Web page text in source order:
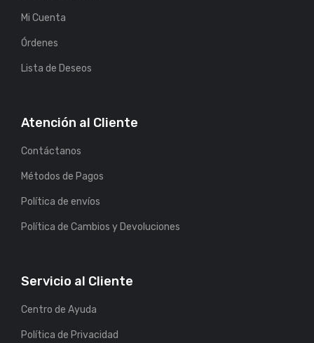
Mi Cuenta
Órdenes
Lista de Deseos
Atención al Cliente
Contáctanos
Métodos de Pagos
Política de envíos
Política de Cambios y Devoluciones
Servicio al Cliente
Centro de Ayuda
Política de Privacidad